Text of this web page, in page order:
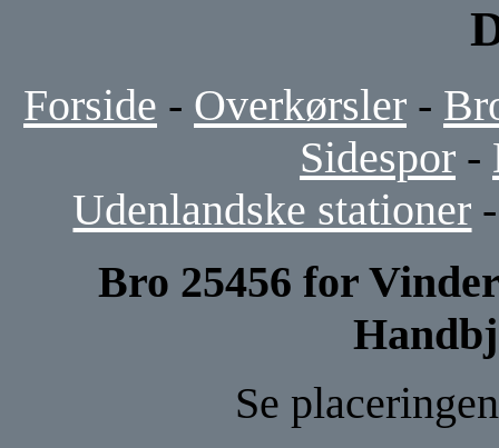
Forside - Overkørsler -
Sidespor -
Udenlandske stationer
Bro 25456 for
Se